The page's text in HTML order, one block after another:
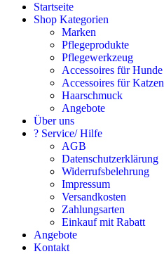
Startseite
Shop Kategorien
Marken
Pflegeprodukte
Pflegewerkzeug
Accessoires für Hunde
Accessoires für Katzen
Haarschmuck
Angebote
Über uns
? Service/ Hilfe
AGB
Datenschutzerklärung
Widerrufsbelehrung
Impressum
Versandkosten
Zahlungsarten
Einkauf mit Rabatt
Angebote
Kontakt